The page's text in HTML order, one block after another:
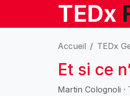
TEDx
Accueil TEDx
Et si ce
Martin Colognoli ·